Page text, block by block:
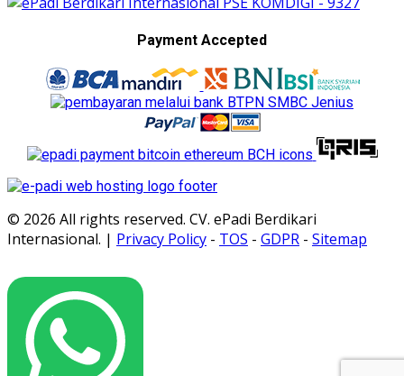
Payment Accepted
© 2026 All rights reserved. CV. ePadi Berdikari
Internasional. | Privacy Policy - TOS - GDPR - Sitemap